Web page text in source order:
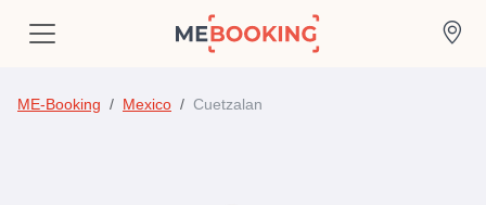
ME-Booking Mexico Cuetzalan